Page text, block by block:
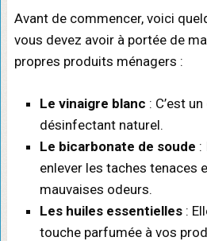
Avant de commencer, voici
vous devez avoir à portée de
propres produits ménagers :
Le vinaigre blanc : C’est
désinfectant naturel.
Le bicarbonate de soude :
enlever les taches tenaces
mauvaises odeurs.
Les huiles essentielles:
touche parfumée à vos